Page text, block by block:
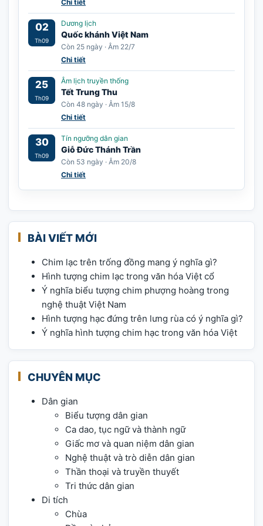
Chi tiết
02
Th09
Dương lịch
Quốc khánh Việt Nam
Còn 25 ngày · Âm 22/7
Chi tiết
25
Th09
Âm lịch truyền thống
Tết Trung Thu
Còn 48 ngày · Âm 15/8
Chi tiết
30
Th09
Tín ngưỡng dân gian
Giỗ Đức Thánh Trần
Còn 53 ngày · Âm 20/8
Chi tiết
BÀI VIẾT MỚI
Chim lạc trên trống đồng mang ý nghĩa gì?
Hình tượng chim lạc trong văn hóa Việt cổ
Ý nghĩa biểu tượng chim phượng hoàng trong
nghệ thuật Việt Nam
Hình tượng hạc đứng trên lưng rùa có ý nghĩa gì?
Ý nghĩa hình tượng chim hạc trong văn hóa Việt
CHUYÊN MỤC
Dân gian
Biểu tượng dân gian
Ca dao, tục ngữ và thành ngữ
Giấc mơ và quan niệm dân gian
Nghệ thuật và trò diễn dân gian
Thần thoại và truyền thuyết
Tri thức dân gian
Di tích
Chùa